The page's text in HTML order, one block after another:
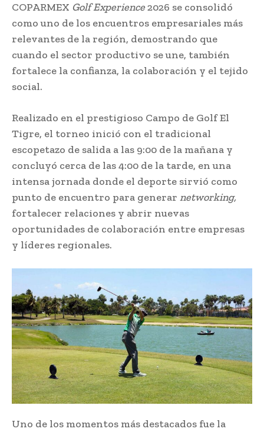
COPARMEX Golf Experience2026 se consolidó
como uno de los encuentros empresariales más
relevantes de la región, demostrando que
cuando el sector productivo se une, también
fortalece la confianza, la colaboración y el tejido
social.
Realizado en el prestigioso Campo de Golf El
Tigre, el torneo inició con el tradicional
escopetazo de salida a las 9:00 de la mañana y
concluyó cerca de las 4:00 de la tarde, en una
intensa jornada donde el deporte sirvió como
punto de encuentro para generar networking,
fortalecer relaciones y abrir nuevas
oportunidades de colaboración entre empresas
y líderes regionales.
Uno de los momentos más destacados fue la